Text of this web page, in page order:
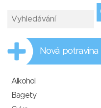
Nová potravina
Alkohol
Bagety